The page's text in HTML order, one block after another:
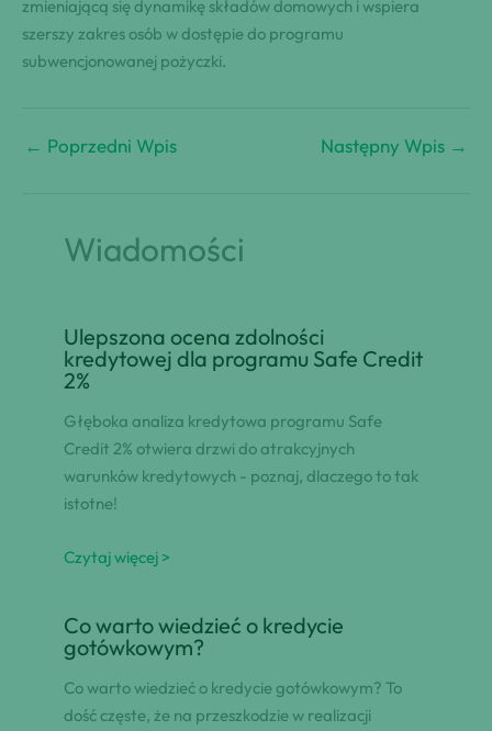
zmieniającą się dynamikę składów domowych i wspiera
szerszy zakres osób w dostępie do programu
subwencjonowanej pożyczki.
← Poprzedni Wpis Następny Wpis →
Wiadomości
Ulepszona ocena zdolności
kredytowej dla programu Safe Credit
2%
Głęboka analiza kredytowa programu Safe
Credit 2% otwiera drzwi do atrakcyjnych
warunków kredytowych - poznaj, dlaczego to tak
istotne!
Czytaj więcej >
Co warto wiedzieć o kredycie
gotówkowym?
Co warto wiedzieć o kredycie gotówkowym? To
dość częste, że na przeszkodzie w realizacji